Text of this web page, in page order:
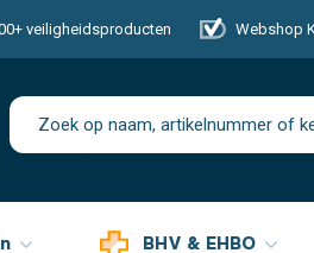
veiligheidsproducten Webshop
BHV & EHBO